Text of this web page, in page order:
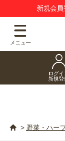
新規会
メニュー
ログイ
新規登
> 野菜・ハー